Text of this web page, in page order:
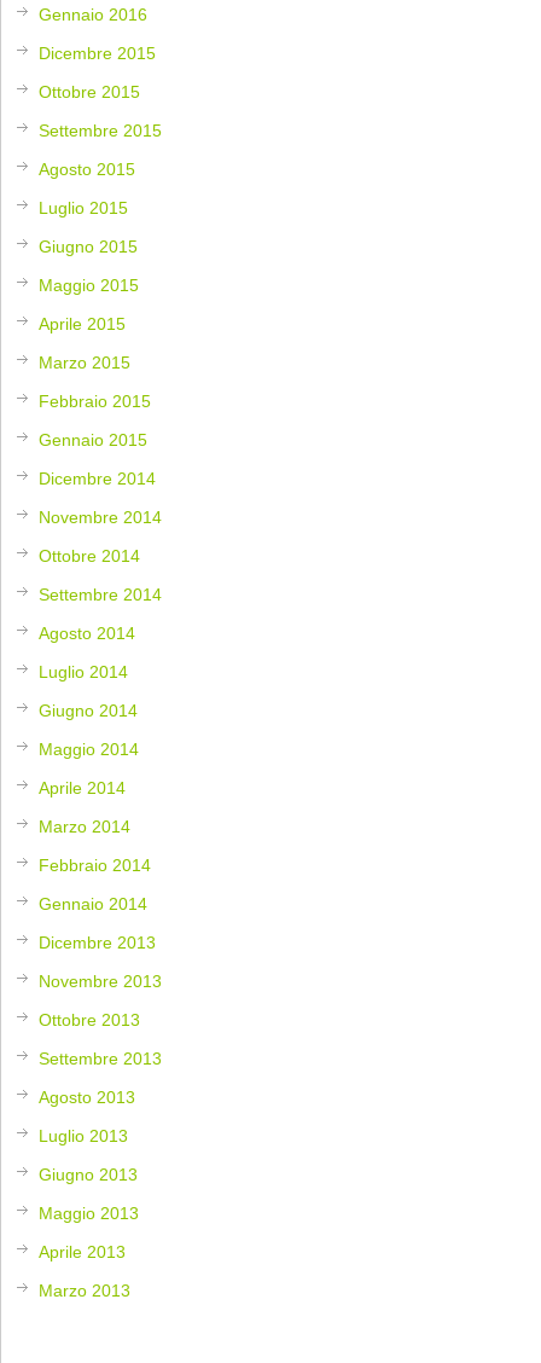
Gennaio 2016
Dicembre 2015
Ottobre 2015
Settembre 2015
Agosto 2015
Luglio 2015
Giugno 2015
Maggio 2015
Aprile 2015
Marzo 2015
Febbraio 2015
Gennaio 2015
Dicembre 2014
Novembre 2014
Ottobre 2014
Settembre 2014
Agosto 2014
Luglio 2014
Giugno 2014
Maggio 2014
Aprile 2014
Marzo 2014
Febbraio 2014
Gennaio 2014
Dicembre 2013
Novembre 2013
Ottobre 2013
Settembre 2013
Agosto 2013
Luglio 2013
Giugno 2013
Maggio 2013
Aprile 2013
Marzo 2013